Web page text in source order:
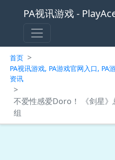
PA视讯游戏 -
首页 >
PA视讯游戏, PA游戏官网入口, PA
资讯
>
不爱性感爱Doro！ 《剑星
组